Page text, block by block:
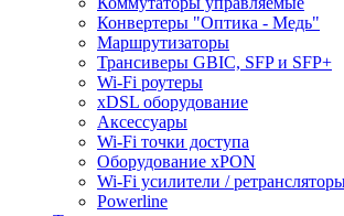
Конвертеры "Оптика - Медь"
Маршрутизаторы
Трансиверы GBIC, SFP и SFP+
Wi-Fi роутеры
xDSL оборудование
Аксессуары
Wi-Fi точки доступа
Оборудование хPON
Wi-Fi усилители /
Powerline